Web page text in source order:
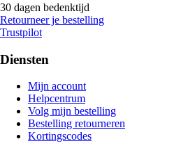
30 dagen bedenktijd
Retourneer je bestelling
Trustpilot
Diensten
Mijn account
Helpcentrum
Volg mijn bestelling
Bestelling retourneren
Kortingscodes